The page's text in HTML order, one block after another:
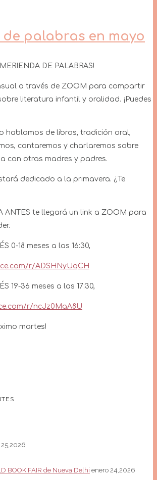
palabras en mayo
DE PALABRAS!
a través de ZOOM para compartir
literatura infantil y oralidad. ¡Puedes
hablamos de libros, tradición oral,
cantaremos y charlaremos sobre
con otras madres y padres.
dedicado a la primavera. ¿Te
ANTES te llegará un link a ZOOM para
0-18 meses a las 16:30,
r/ADSHNyUqCH
19-36 meses a las 17:30,
r/ncJz0MaA8U
martes!
BOOK FAIR de Nueva Delhi enero 24,2026